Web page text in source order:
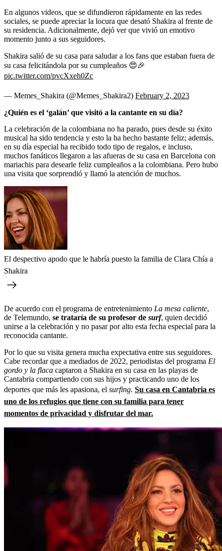
En algunos videos, que se difundieron rápidamente en las redes
sociales, se puede apreciar la locura que desató Shakira al frente de
su residencia. Adicionalmente, dejó ver que vivió un emotivo
momento junto a sus seguidores.
Shakira salió de su casa para saludar a los fans que estaban fuera de
su casa felicitándola por su cumpleaños 😍🎉
pic.twitter.com/pvcXxeh0Zc
— Memes_Shakira (@Memes_Shakira2) February 2, 2023
¿Quién es el ‘galán’ que visitó a la cantante en su día?
La celebración de la colombiana no ha parado, pues desde su éxito
musical ha sido tendencia y esto la ha hecho bastante feliz; además,
en su día especial ha recibido todo tipo de regalos, e incluso,
muchos fanáticos llegaron a las afueras de su casa en Barcelona con
mariachis para desearle feliz cumpleaños a la colombiana. Pero hubo
una visita que sorprendió y llamó la atención de muchos.
El despectivo apodo que le habría puesto la familia de Clara Chía a
Shakira
De acuerdo con el programa de entretenimiento La mesa caliente,
de Telemundo, se trataría de su profesor de surf, quien decidió
unirse a la celebración y no pasar por alto esta fecha especial para la
reconocida cantante.
Por lo que su visita genera mucha expectativa entre sus seguidores.
Cabe recordar que a mediados de 2022, periodistas del programa El
gordo y la flaca captaron a Shakira en su casa en las playas de
Cantabria compartiendo con sus hijos y practicando uno de los
deportes que más les apasiona, el surfing. Su casa en Cantabria es
uno de los refugios que tiene con su familia para tener
momentos de privacidad y disfrutar del mar.